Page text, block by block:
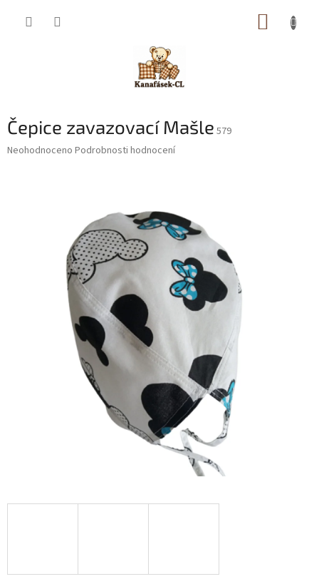
Čepice zavazovací Mašle 579
Průměrné
Neohodnoceno Podrobnosti hodnocení